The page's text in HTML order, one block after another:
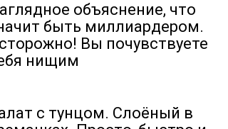
объяснение, что
быть миллиардером.
Вы почувствуете
нищим
с тунцом. Слоёный в